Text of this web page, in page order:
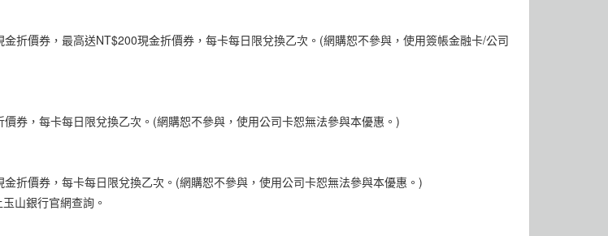
折價券，最高送NT$200現金折價券，每卡每日限兌換乙次。(網購恕不參與，使用簽帳金融卡/公司
券，每卡每日限兌換乙次。(網購恕不參與，使用公司卡恕無法參與本優惠。)
折價券，每卡每日限兌換乙次。(網購恕不參與，使用公司卡恕無法參與本優惠。)
山銀行官網查詢。